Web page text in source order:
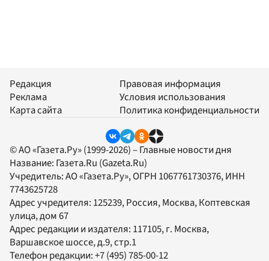
Редакция
Реклама
Карта сайта
Правовая информация
Условия использования
Политика конфиденциальности
© АО «Газета.Ру» (1999-2026) – Главные новости дня
Название: Газета.Ru (Gazeta.Ru)
Учредитель:АО «Газета.Ру», ОГРН 1067761730376, ИНН
7743625728
Адрес учредителя: 125239, Россия, Москва, Коптевская
улица, дом 67
Адрес редакции и издателя: 117105, г. Москва,
Варшавское шоссе, д.9, стр.1
Телефон редакции:+7 (495) 785-00-12